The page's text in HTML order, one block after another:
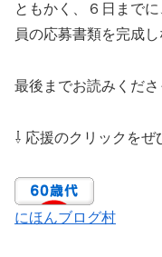
ともかく、６日まで
員の応募書類を完成し
最後までお読みくださ
⇩ 応援のクリックをぜ
にほんブログ村